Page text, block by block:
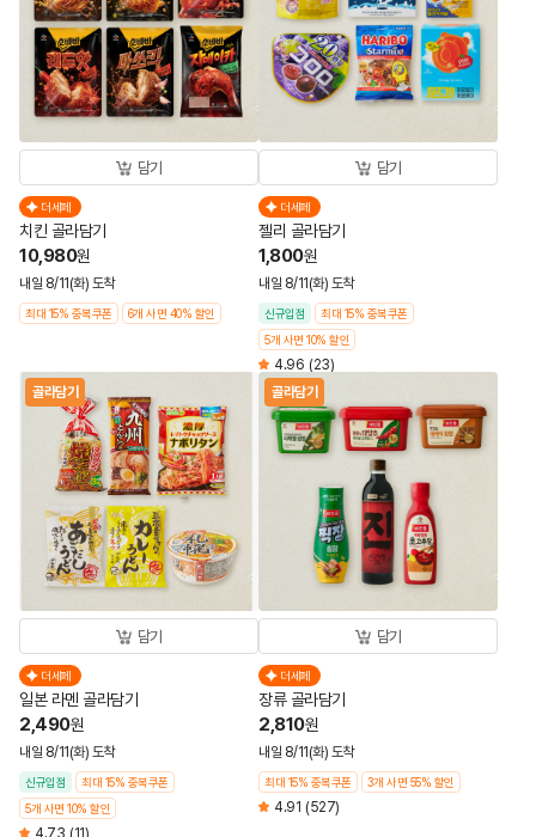
담기
더세페
치킨 골라담기
10,980원
내일 8/11(화) 도착
최대 15% 중복쿠폰 6개 사면 40% 할인
담기
더세페
젤리 골라담기
1,800원
내일 8/11(화) 도착
신규입점
최대 15% 중복쿠폰
5개 사면 10% 할인
4.96 (23)
골라담기
담기
더세페
일본 라멘 골라담기
2,490원
내일 8/11(화) 도착
신규입점
최대 15% 중복쿠폰
5개 사면 10% 할인
4.73 (11)
골라담기
담기
더세페
장류 골라담기
2,810원
내일 8/11(화) 도착
최대 15% 중복쿠폰 3개 사면 55% 할인
4.91 (527)